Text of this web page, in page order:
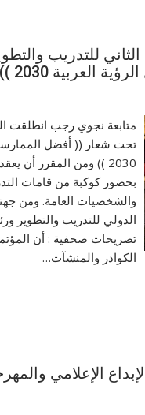
الثاني للتدريب
2030 )) اليوم بقطر
متابعة نجوي رجب انطلقت
تحت شعار (( أفضل
بحضور كوكبة من قامات
والشخصيات العامة. ومن
الدولي للتدريب والتطوير
تصريحات صحفية : أن
الكوادر والمنشآت…
الإعلامي